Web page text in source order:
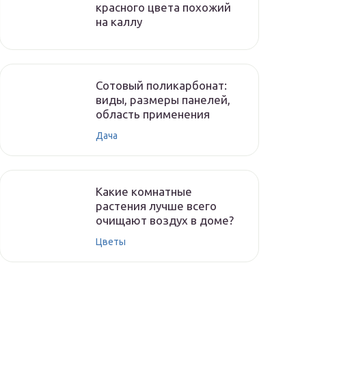
красного цвета похожий
на каллу
Сотовый поликарбонат:
виды, размеры панелей,
область применения
Дача
Какие комнатные
растения лучше всего
очищают воздух в доме?
Цветы